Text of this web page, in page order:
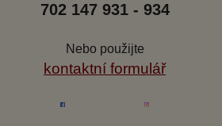
702 147 931 - 934
Nebo použijte
kontaktní formulář